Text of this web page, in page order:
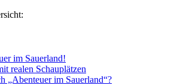
im Sauerland!
realen Schauplätzen
„Abenteuer im Sauerland“?